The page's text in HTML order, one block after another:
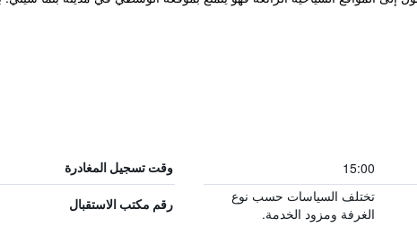
15:00 وقت تسجيل المغادرة
تختلف السياسات حسب نوع
الغرفة ومزود الخدمة.
رقم مكتب الاستقبال